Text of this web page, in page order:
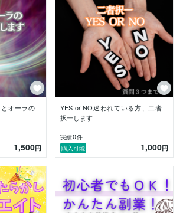
た方には、人生が上向きになるよう、精
せて頂きます。
沢山経験してきました。
すぎて、何をしたらいいのか分からなく
おめでとうございます♪
ル不要
で、更に人生をより豊かにしていきまし
オーラの
1,500円
YES or NO迷われている方、二者
択一します
実績0件
購入可能
1,000円